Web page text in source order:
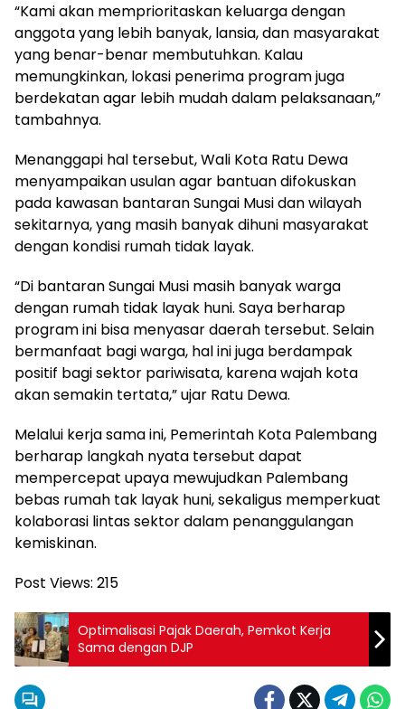
“Kami akan memprioritaskan keluarga dengan
anggota yang lebih banyak, lansia, dan masyarakat
yang benar-benar membutuhkan. Kalau
memungkinkan, lokasi penerima program juga
berdekatan agar lebih mudah dalam pelaksanaan,”
tambahnya.
Menanggapi hal tersebut, Wali Kota Ratu Dewa
menyampaikan usulan agar bantuan difokuskan
pada kawasan bantaran Sungai Musi dan wilayah
sekitarnya, yang masih banyak dihuni masyarakat
dengan kondisi rumah tidak layak.
“Di bantaran Sungai Musi masih banyak warga
dengan rumah tidak layak huni. Saya berharap
program ini bisa menyasar daerah tersebut. Selain
bermanfaat bagi warga, hal ini juga berdampak
positif bagi sektor pariwisata, karena wajah kota
akan semakin tertata,” ujar Ratu Dewa.
Melalui kerja sama ini, Pemerintah Kota Palembang
berharap langkah nyata tersebut dapat
mempercepat upaya mewujudkan Palembang
bebas rumah tak layak huni, sekaligus memperkuat
kolaborasi lintas sektor dalam penanggulangan
kemiskinan.
Post Views: 215
Optimalisasi Pajak Daerah, Pemkot Kerja
Sama dengan DJP